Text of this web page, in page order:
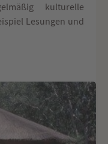
kulturelle
Lesungen und